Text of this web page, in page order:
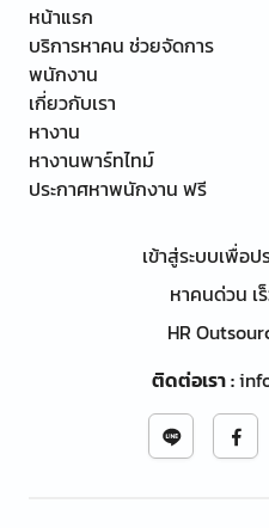
หน้าแรก
บริการหาคน ช่วยจัดการ
พนักงาน
เกี่ยวกับเรา
หางาน
หางานพาร์ทไทม์
ประกาศหาพนักงาน ฟรี
เข้าสู่ระบบเพื่อ
หาคนด่วน เ
HR
ติดต่อเรา: